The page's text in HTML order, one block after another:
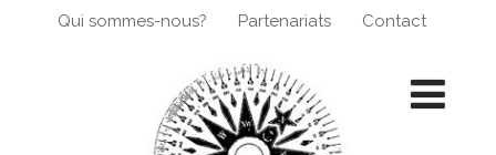
Qui sommes-nous? Partenariats Contact